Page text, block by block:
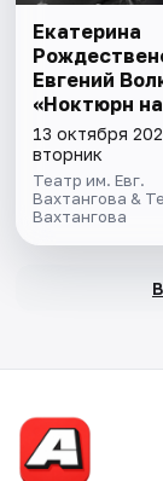
Екатерина
Евгений
«Ноктюрн
13 октября
вторник
Театр им. Евг.
Вахтангова &
Вахтангова